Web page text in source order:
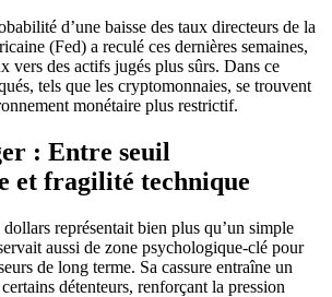
d’une baisse des taux directeurs de la
(Fed) a reculé ces dernières semaines,
vers des actifs jugés plus sûrs. Dans ce
tels que les cryptomonnaies, se trouvent
monétaire plus restrictif.
: Entre seuil
et fragilité technique
représentait bien plus qu’un simple
aussi de zone psychologique-clé pour
de long terme. Sa cassure entraîne un
détenteurs, renforçant la pression